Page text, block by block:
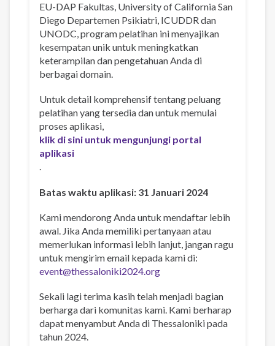
EU-DAP Fakultas, University of California San
Diego Departemen Psikiatri, ICUDDR dan
UNODC, program pelatihan ini menyajikan
kesempatan unik untuk meningkatkan
keterampilan dan pengetahuan Anda di
berbagai domain.
Untuk detail komprehensif tentang peluang
pelatihan yang tersedia dan untuk memulai
proses aplikasi,
klik di sini untuk mengunjungi portal
aplikasi
.
Batas waktu aplikasi: 31 Januari 2024
Kami mendorong Anda untuk mendaftar lebih
awal. Jika Anda memiliki pertanyaan atau
memerlukan informasi lebih lanjut, jangan ragu
untuk mengirim email kepada kami di:
event@thessaloniki2024.org
Sekali lagi terima kasih telah menjadi bagian
berharga dari komunitas kami. Kami berharap
dapat menyambut Anda di Thessaloniki pada
tahun 2024.